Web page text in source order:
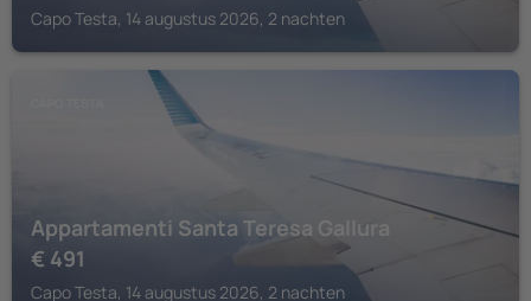
Capo Testa, 14 augustus 2026, 2 nachten
Appartamenti Santa Teresa Gallura
€ 491
Capo Testa, 14 augustus 2026, 2 nachten